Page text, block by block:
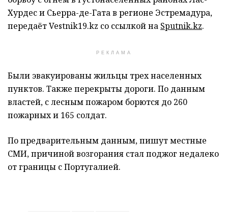
Хурдес и Сьерра-де-Гата в регионе Эстремадура,
передаёт Vestnik19.kz со ссылкой на Sputnik.kz.
РЕКЛАМА
Были эвакуированы жильцы трех населенных
пунктов. Также перекрыты дороги. По данным
властей, с лесным пожаром борются до 260
пожарных и 165 солдат.
По предварительным данным, пишут местные
СМИ, причиной возгорания стал поджог недалеко
от границы с Португалией.